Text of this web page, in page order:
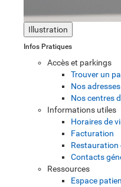
Illustration
Infos Pratiques
Accès et parkings
Trouver un
Nos adresses
Nos centres
Informations utiles
Horaires de
Facturation
Restauration
Contacts
Ressources
Espace